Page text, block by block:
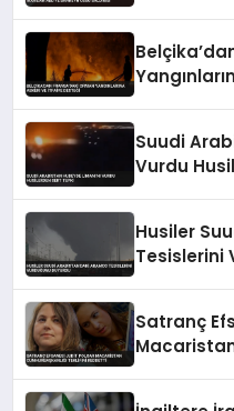
Suudi
Vurdu
Husiler
Tesislerini
Satranç